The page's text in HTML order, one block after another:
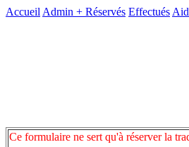
Accueil Admin + Réservés Effectués
Ce formulaire ne sert qu'à réserver la